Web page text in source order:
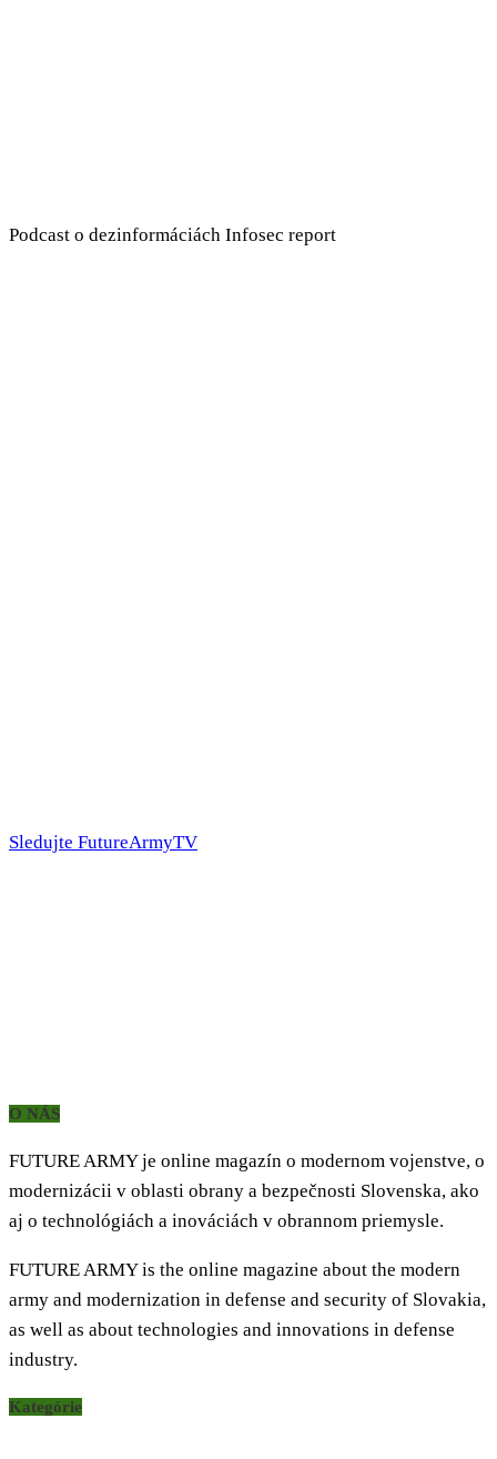
Podcast o dezinformáciách Infosec report
Sledujte FutureArmyTV
O NÁS
FUTURE ARMY je online magazín o modernom vojenstve, o
modernizácii v oblasti obrany a bezpečnosti Slovenska, ako
aj o technológiách a inováciách v obrannom priemysle.
FUTURE ARMY is the online magazine about the modern
army and modernization in defense and security of Slovakia,
as well as about technologies and innovations in defense
industry.
Kategórie